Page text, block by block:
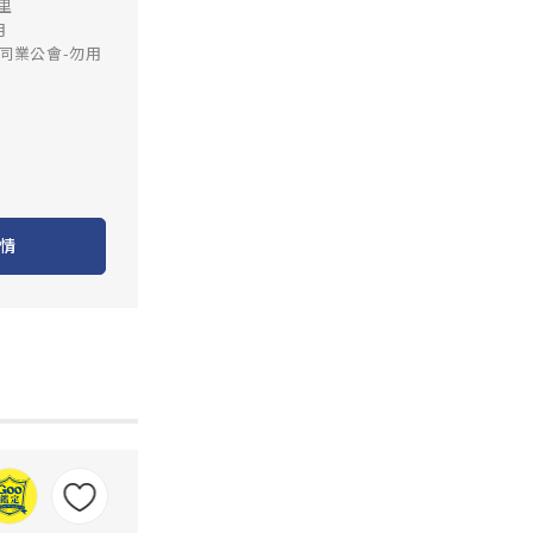
業公會-勿用